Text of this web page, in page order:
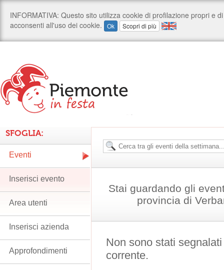
Stai guardando gli
provincia di
Non sono stati
corrente.
SFOGLIA:
Eventi
Inserisci evento
Area utenti
Inserisci azienda
Approfondimenti